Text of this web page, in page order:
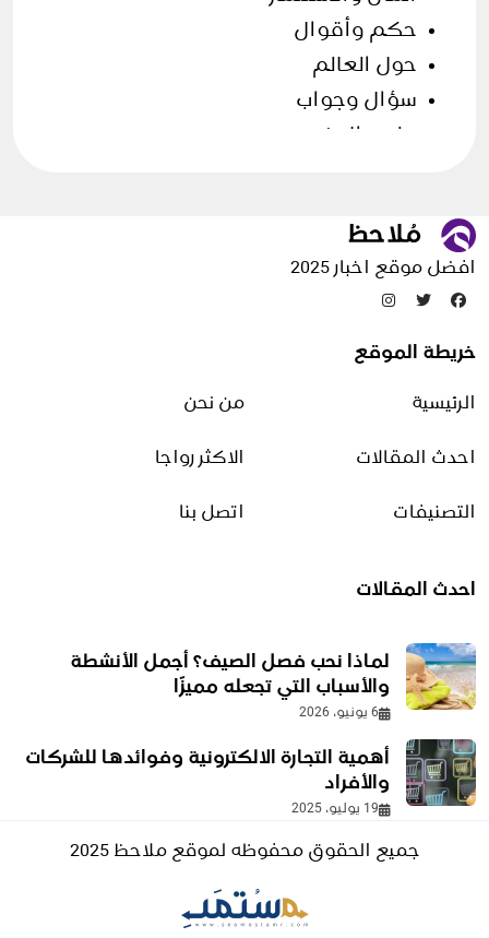
حكم وأقوال
حول العالم
سؤال وجواب
علوم الارض
مقالات منوعة
تدوينات عشوائية
الولادة بخطوات آمنة
6 يونيو، 2026
23 سبتمبر، 2025
أنواع العمرة
افضل موقع اخبار 2025
خريطة الموقع
الرئيسية من نحن
احدث المقالات الاكثر رواجا
التصنيفات اتصل بنا
احدث المقالات
لماذا نحب فصل الصيف؟ أجمل الأنشطة
والأسباب التي تجعله مميزًا
6 يونيو، 2026
أهمية التجارة الالكترونية وفوائدها للشركات
والأفراد
19 يوليو، 2025
جميع الحقوق محفوظه لموقع ملاحظ 2025